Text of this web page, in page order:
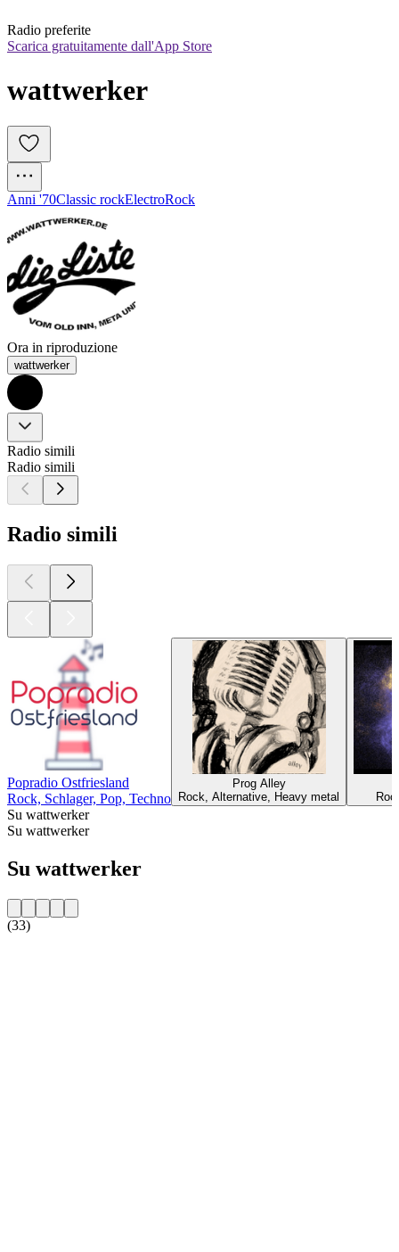
Radio preferite
Scarica gratuitamente dall'App Store
wattwerker
Anni '70Classic rockElectroRock
Ora in riproduzione
wattwerker
Radio simili
Radio simili
Radio simili
Popradio Ostfriesland
Rock, Schlager, Pop, Techno
Prog Alley
Rock, Alternative, Heavy metal
Su wattwerker
Su wattwerker
Su wattwerker
(33)